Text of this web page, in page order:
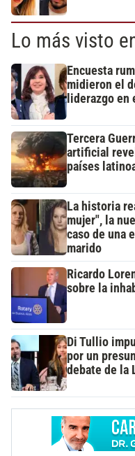
Lo más visto
Encuesta
midieron el
liderazgo
Tercera
artificial
países
La historia
mujer", la
caso de una
marido
Ricardo
sobre la
Di Tullio
por un
debate de la